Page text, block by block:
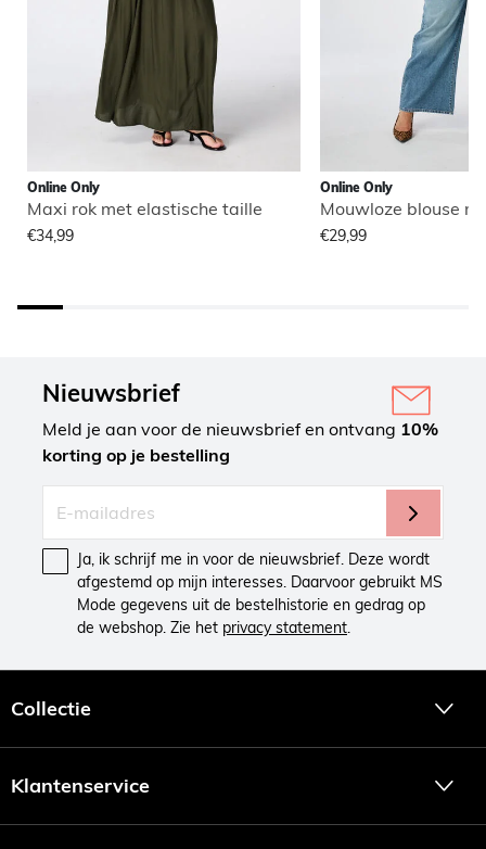
Online Only
Maxi rok met elastische taille
€34,99
Online Only
Mouwloze blouse
€29,99
Nieuwsbrief
Meld je aan voor de nieuwsbrief en ontvang 10%
korting op je bestelling
Ja, ik schrijf me in voor de nieuwsbrief. Deze wordt
afgestemd op mijn interesses. Daarvoor gebruikt MS
Mode gegevens uit de bestelhistorie en gedrag op
de webshop. Zie het privacy statement.
Collectie
Klantenservice